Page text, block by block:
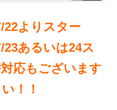
22よりスター
23あるいは24ス
応もございます
！！